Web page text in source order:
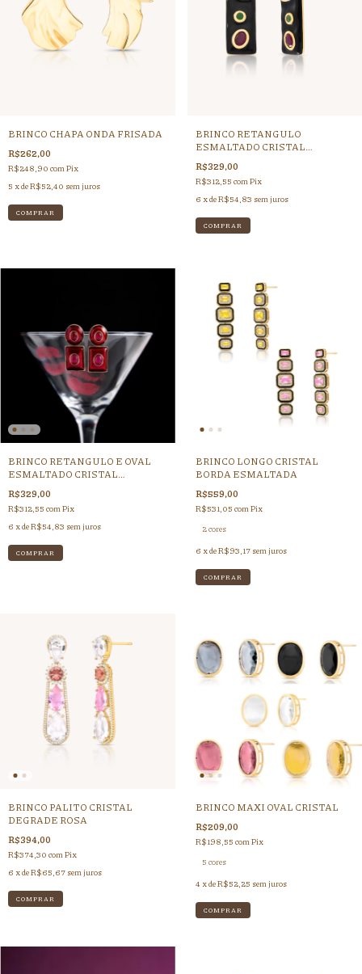
BRINCO CHAPA ONDA FRISADA
R$262,00
R$248,90 com Pix
5 x deR$52,40 sem juros
BRINCO RETANGULO
ESMALTADO CRISTAL
COLORIDO
R$329,00
R$312,55 com Pix
6 x deR$54,83 sem juros
BRINCO RETANGULO E OVAL
ESMALTADO CRISTAL
VERMELHO RUBI
R$329,00
R$312,55 comPix
6 x deR$54,83 sem juros
BRINCO LONGO CRISTAL
BORDA ESMALTADA
R$559,00
R$531,05 comPix
2 cores
6 x deR$93,17 sem juros
COMPRAR
BRINCO PALITO CRISTAL
DEGRADE ROSA
R$394,00
R$374,30 com Pix
6 x deR$65,67 sem juros
BRINCO MAXI OVAL CRISTAL
R$209,00
R$198,55 com Pix
5 cores
4 x deR$52,25 sem juros
COMPRAR